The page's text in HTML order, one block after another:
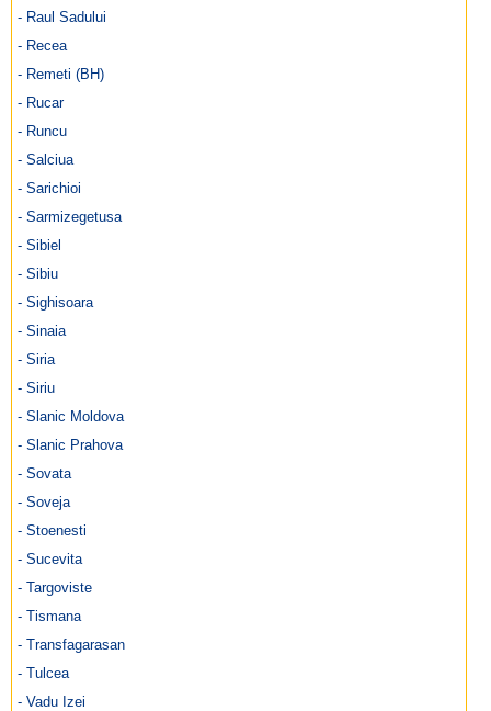
- Raul Sadului
- Recea
- Remeti (BH)
- Rucar
- Runcu
- Salciua
- Sarichioi
- Sarmizegetusa
- Sibiel
- Sibiu
- Sighisoara
- Sinaia
- Siria
- Siriu
- Slanic Moldova
- Slanic Prahova
- Sovata
- Soveja
- Stoenesti
- Sucevita
- Targoviste
- Tismana
- Transfagarasan
- Tulcea
- Vadu Izei